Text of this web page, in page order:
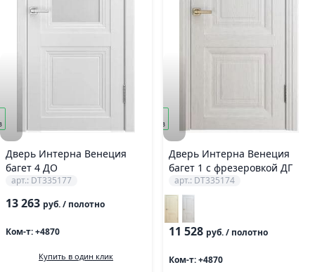
Дверь Интерна Венеция
багет 4 ДО
арт.: DT335177
13 263 руб./ полотно
Ком-т: +4870
Купить в один клик
Дверь Интерна Венеция
багет 1 с фрезеровкой ДГ
арт.: DT335174
11 528 руб./ полотно
Ком-т: +4870
заказ